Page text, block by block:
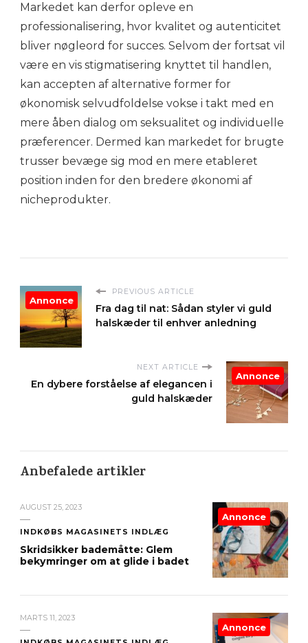
Markedet kan derfor opleve en
professionalisering, hvor kvalitet og autenticitet
bliver nøgleord for succes. Selvom der fortsat vil
være en vis stigmatisering knyttet til handlen,
kan accepten af alternative former for
økonomisk selvudfoldelse vokse i takt med en
mere åben dialog om seksualitet og individuelle
præferencer. Dermed kan markedet for brugte
trusser bevæge sig mod en mere etableret
position inden for den bredere økonomi af
nicheprodukter.
PREVIOUS ARTICLE
Fra dag til nat: Sådan styler vi guld
halskæder til enhver anledning
Annonce
NEXT ARTICLE
En dybere forståelse af elegancen i
guld halskæder
Annonce
Anbefalede artikler
AUGUST 25, 2023
INDKØBS MAGASINETS INDLÆG
Skridsikker bademåtte: Glem
bekymringer om at glide i badet
Annonce
MARTS 11, 2023
Annonce